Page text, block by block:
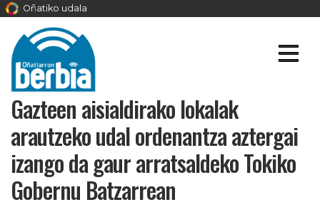
Oñatiko udala
Gazteen aisialdirako lokalak
arautzeko udal ordenantza aztergai
izango da gaur arratsaldeko Tokiko
Gobernu Batzarrean